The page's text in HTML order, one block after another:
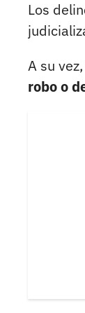
Los
A su
robo o